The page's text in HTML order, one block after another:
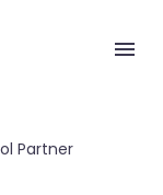
Partner